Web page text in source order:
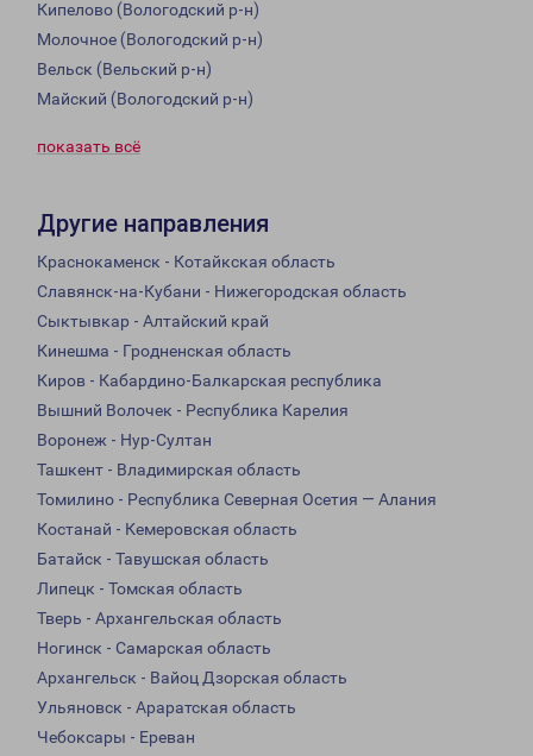
Кипелово (Вологодский р-н)
Молочное (Вологодский р-н)
Вельск (Вельский р-н)
Майский (Вологодский р-н)
показать всё
Другие направления
Краснокаменск - Котайкская область
Славянск-на-Кубани - Нижегородская область
Сыктывкар - Алтайский край
Кинешма - Гродненская область
Киров - Кабардино-Балкарская республика
Вышний Волочек - Республика Карелия
Воронеж - Нур-Султан
Ташкент - Владимирская область
Томилино - Республика Северная Осетия — Алания
Костанай - Кемеровская область
Батайск - Тавушская область
Липецк - Томская область
Тверь - Архангельская область
Ногинск - Самарская область
Архангельск - Вайоц Дзорская область
Ульяновск - Араратская область
Чебоксары - Ереван